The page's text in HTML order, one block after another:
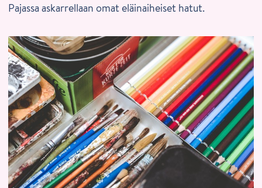
Pajassa askarrellaan omat eläinaiheiset hatut.